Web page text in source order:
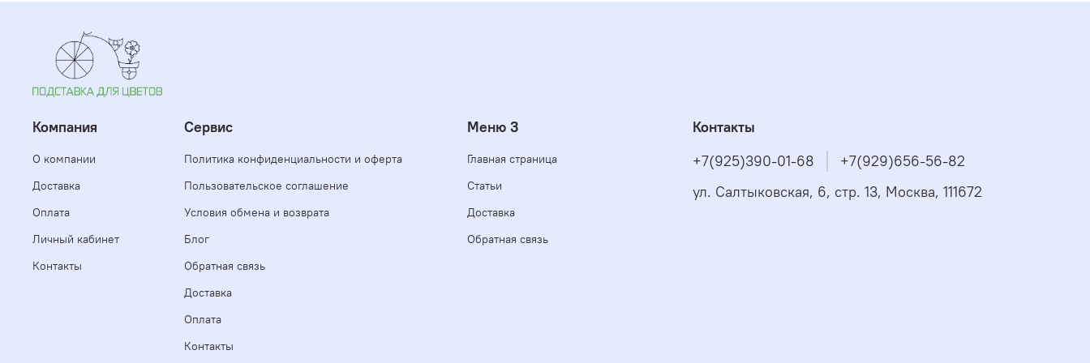
Компания
О компании
Доставка
Оплата
Личный кабинет
Контакты
Сервис
Политика конфиденциальности и оферта
Пользовательское соглашение
Условия обмена и возврата
Блог
Обратная связь
Доставка
Оплата
Контакты
Меню 3
Главная страница
Статьи
Доставка
Обратная связь
Контакты
+7(925)390-01-68
+7(929)656-56-82
ул. Салтыковская, 6, стр. 13, Москва, 111672